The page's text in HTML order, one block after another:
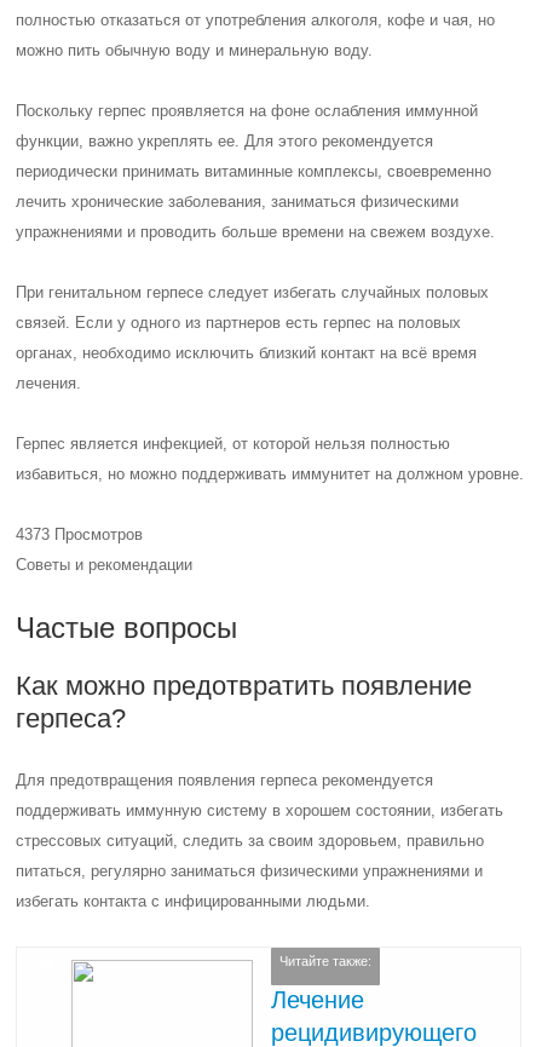
полностью отказаться от употребления алкоголя, кофе и чая, но
можно пить обычную воду и минеральную воду.
Поскольку герпес проявляется на фоне ослабления иммунной
функции, важно укреплять ее. Для этого рекомендуется
периодически принимать витаминные комплексы, своевременно
лечить хронические заболевания, заниматься физическими
упражнениями и проводить больше времени на свежем воздухе.
При генитальном герпесе следует избегать случайных половых
связей. Если у одного из партнеров есть герпес на половых
органах, необходимо исключить близкий контакт на всё время
лечения.
Герпес является инфекцией, от которой нельзя полностью
избавиться, но можно поддерживать иммунитет на должном уровне.
4373 Просмотров
Советы и рекомендации
Частые вопросы
Как можно предотвратить появление
герпеса?
Для предотвращения появления герпеса рекомендуется
поддерживать иммунную систему в хорошем состоянии, избегать
стрессовых ситуаций, следить за своим здоровьем, правильно
питаться, регулярно заниматься физическими упражнениями и
избегать контакта с инфицированными людьми.
Читайте также:
Лечение
рецидивирующего